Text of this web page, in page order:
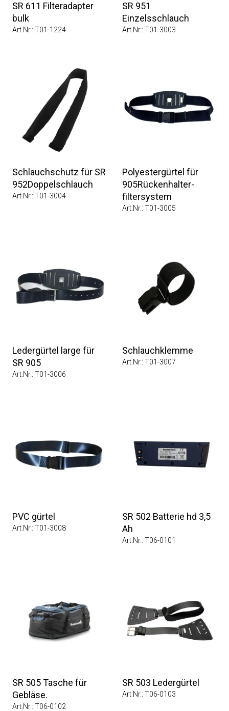
SR 611 Filteradapter
bulk
Art.Nr.: T01-1224
SR 951
Einzelsschlauch
Art.Nr.: T01-3003
Schlauchschutz für SR
952Doppelschlauch
Art.Nr.: T01-3004
Polyestergürtel für
905Rückenhalter-
filtersystem
Art.Nr.: T01-3005
Ledergürtel large für
SR 905
Art.Nr.: T01-3006
Schlauchklemme
Art.Nr.: T01-3007
PVC gürtel
Art.Nr.: T01-3008
SR 502 Batterie hd 3,5
Ah
Art.Nr.: T06-0101
SR 505 Tasche für
Gebläse.
Art.Nr.: T06-0102
SR 503 Ledergürtel
Art.Nr.: T06-0103